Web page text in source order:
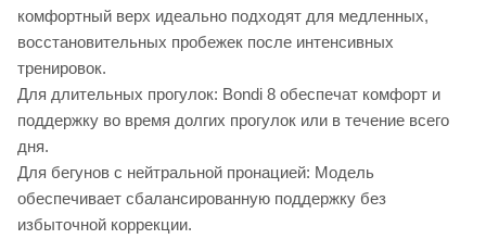
комфортный верх идеально подходят для медленных,
восстановительных пробежек после интенсивных
тренировок.
Для длительных прогулок: Bondi 8 обеспечат комфорт и
поддержку во время долгих прогулок или в течение всего
дня.
Для бегунов с нейтральной пронацией: Модель
обеспечивает сбалансированную поддержку без
избыточной коррекции.